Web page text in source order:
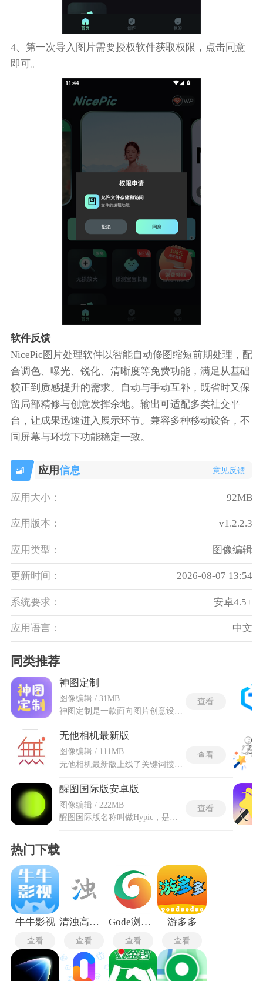
4、第一次导入图片需要授权软件获取权限，点击同意
即可。
软件反馈
NicePic图片处理软件以智能自动修图缩短前期处理，配
合调色、曝光、锐化、清晰度等免费功能，满足从基础
校正到质感提升的需求。自动与手动互补，既省时又保
留局部精修与创意发挥余地。输出可适配多类社交平
台，让成果迅速进入展示环节。兼容多种移动设备，不
同屏幕与环境下功能稳定一致。
应用信息 意见反馈
应用大小： 92MB
应用版本： v1.2.2.3
应用类型： 图像编辑
更新时间： 2026-08-07 13:54
系统要求： 安卓4.5+
应用语言： 中文
同类推荐
神图定制
图像编辑 / 31MB
查看
无他相机最新版
图像编辑 / 111MB
查看
醒图国际版安卓版
图像编辑 / 222MB
醒图国际版名称叫做Hypic，是一款功能全面且易于上手的移动端图像处理工具，为用户提供便捷而高效的照片编辑体验。安卓版拥有专属胶片模拟渲染内核，精准还原复古银盐颗粒质感，弱化生硬调色痕迹，让户外自然光人像呈现层次细腻的氛围感成片效果。醒图国际版免费版支持AI智能背景全域替换，毫秒级抠取人物主体，无缝切换星空、海景、城市街景等海外热门场景，边缘过渡自然无锯齿瑕疵。AR节日限定光影特效，结合海外假日主题，添加氛围感光斑、流光轮廓、梦幻光晕，一键打造节日专属氛围感创意人像大片。
查看
热门下载
牛牛影视
查看
清浊高级版
查看
Gode浏览器最新版
查看
游多多
查看